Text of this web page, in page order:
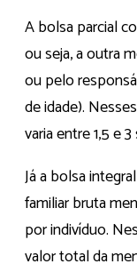
A bolsa parcial
ou seja, a outra
ou pelo
de idade).
varia entre 1,5 e
Já a bolsa
familiar bruta
por indivíduo.
valor total da